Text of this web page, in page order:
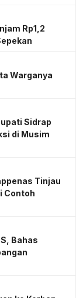
Rp1,2
Warganya
Sidrap
di Musim
Tinjau
Contoh
Bahas